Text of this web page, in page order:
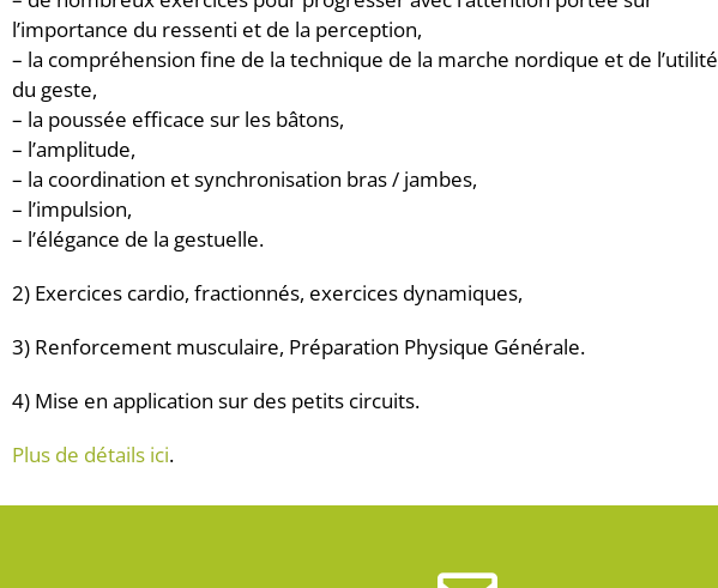
l’importance du ressenti et de la perception,
– la compréhension fine de la technique de la marche nordique et de l’utilité
du geste,
– la poussée efficace sur les bâtons,
– l’amplitude,
– la coordination et synchronisation bras / jambes,
– l’impulsion,
– l’élégance de la gestuelle.
2) Exercices cardio, fractionnés, exercices dynamiques,
3) Renforcement musculaire, Préparation Physique Générale.
4) Mise en application sur des petits circuits.
Plus de détails ici.